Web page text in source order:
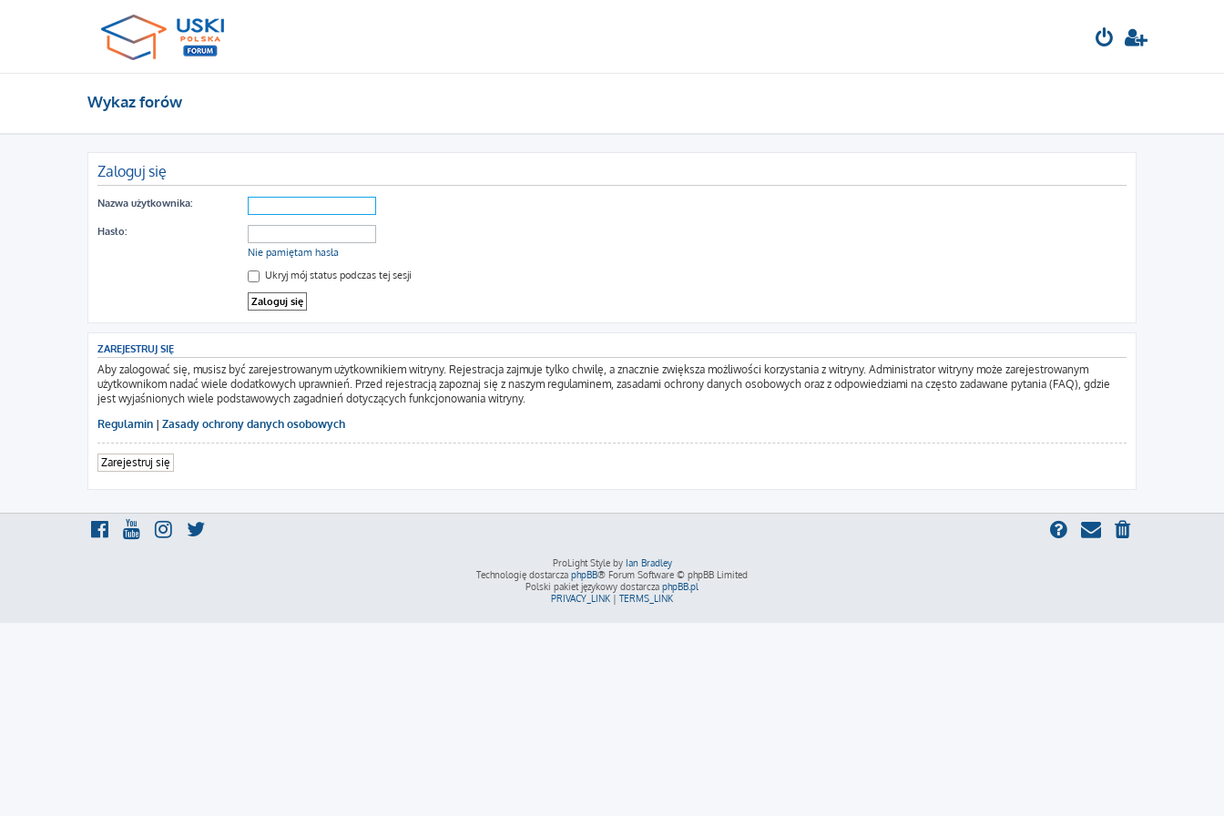
Wykaz forów
Zaloguj się
Nazwa użytkownika:
Hasło:
Nie pamiętam hasła
Ukryj mój status podczas tej sesji
ZAREJESTRUJ SIĘ
Aby zalogować się, musisz być zarejestrowanym użytkownikiem witryny. Rejestracja zajmuje tylko chwilę, a znacznie zwiększa możliwości korzystania z witryny. Administrator witryny może zarejestrowanym
użytkownikom nadać wiele dodatkowych uprawnień. Przed rejestracją zapoznaj się z naszym regulaminem, zasadami ochrony danych osobowych oraz z odpowiedziami na często zadawane pytania (FAQ), gdzie
jest wyjaśnionych wiele podstawowych zagadnień dotyczących funkcjonowania witryny.
Regulamin | Zasady ochrony danych osobowych
Zarejestruj się
ProLight Style by Ian Bradley
Technologię dostarcza phpBB® Forum Software © phpBB Limited
Polski pakiet językowy dostarcza phpBB.pl
PRIVACY_LINK | TERMS_LINK